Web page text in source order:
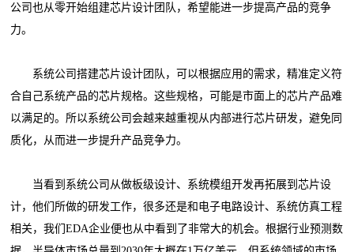
公司也从零开始组建芯片设计团队，希望能进一步提高产品的竞争
力。
系统公司搭建芯片设计团队，可以根据应用的需求，精准定义符
合自己系统产品的芯片规格。这些规格，可能是市面上的芯片产品难
以满足的。所以系统公司会越来越重视从内部进行芯片研发，避免同
质化，从而进一步提升产品竞争力。
当看到系统公司从做板级设计、系统模组开发再拓展到芯片设
计，他们所做的研发工作，很多还是和电子电路设计、系统仿真工程
相关，我们EDA企业便也从中看到了非常大的机会。根据行业预测数